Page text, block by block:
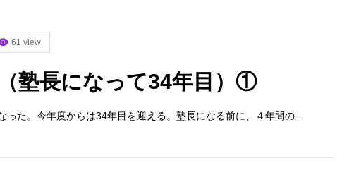
61 view
塾長になって34年目）①
った。今年度からは34年目を迎える。塾長になる前に、４年間の…